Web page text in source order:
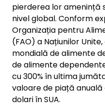
pierderea lor
nivel global. Conform
Organizația pentru
(FAO) a Națiunilor
mondială de alimente
de alimente
cu 300% în ultima
valoare de piață
dolari în SUA.